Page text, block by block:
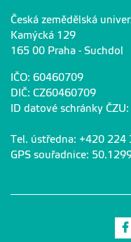
Česká zemědělská
Kamýcká 129
165 00 Praha - Suchdol
IČO: 60460709
DIČ: CZ60460709
ID datové schránky
Tel. ústředna: +420 224
GPS souřadnice: